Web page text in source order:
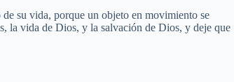
su vida, porque un objeto en movimiento se
la vida de Dios, y la salvación de Dios, y deje que